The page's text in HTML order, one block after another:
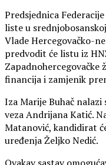
Predsjednica
liste u
Vlade Hercegovačko-
predvodit će listu iz
financija i zamjenik
Iza Marije Buhač
veza Andrijana Katić.
Matanović, kandidirat
uređenja Željko Nedić.